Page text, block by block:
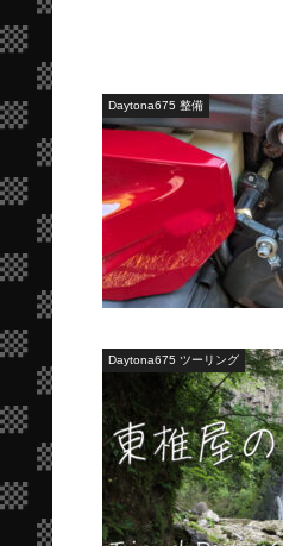
Daytona675 整備
Daytona675 ツーリング